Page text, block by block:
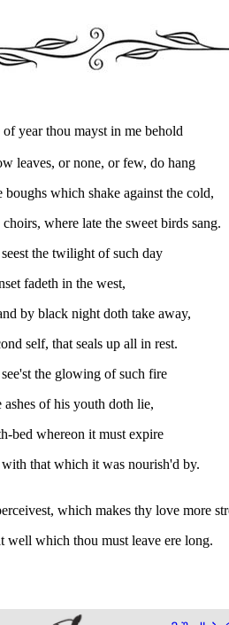
year thou mayst in me behold
leaves, or none, or few, do hang
boughs which shake against the cold,
where late the sweet birds sang.
the twilight of such day
fadeth in the west,
by black night doth take away,
self, that seals up all in rest.
the glowing of such fire
ashes of his youth doth lie,
bed whereon it must expire
that which it was nourish'd by.
which makes thy love more
well which thou must leave ere long.